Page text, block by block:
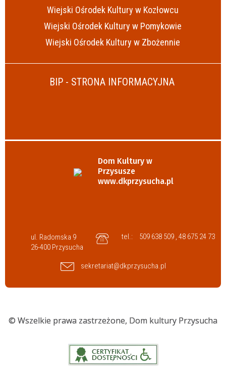
Wiejski Ośrodek Kultury w Kozłowcu
Wiejski Ośrodek Kultury w Pomykowie
Wiejski Ośrodek Kultury w Zbożennie
BIP - STRONA INFORMACYJNA
Dom Kultury w
Przysusze
www.dkprzysucha.pl
ul. Radomska 9
26-400 Przysucha
tel.: 509 638 509 , 48 675 24 73
sekretariat@dkprzysucha.pl
© Wszelkie prawa zastrzeżone, Dom kultury Przysucha